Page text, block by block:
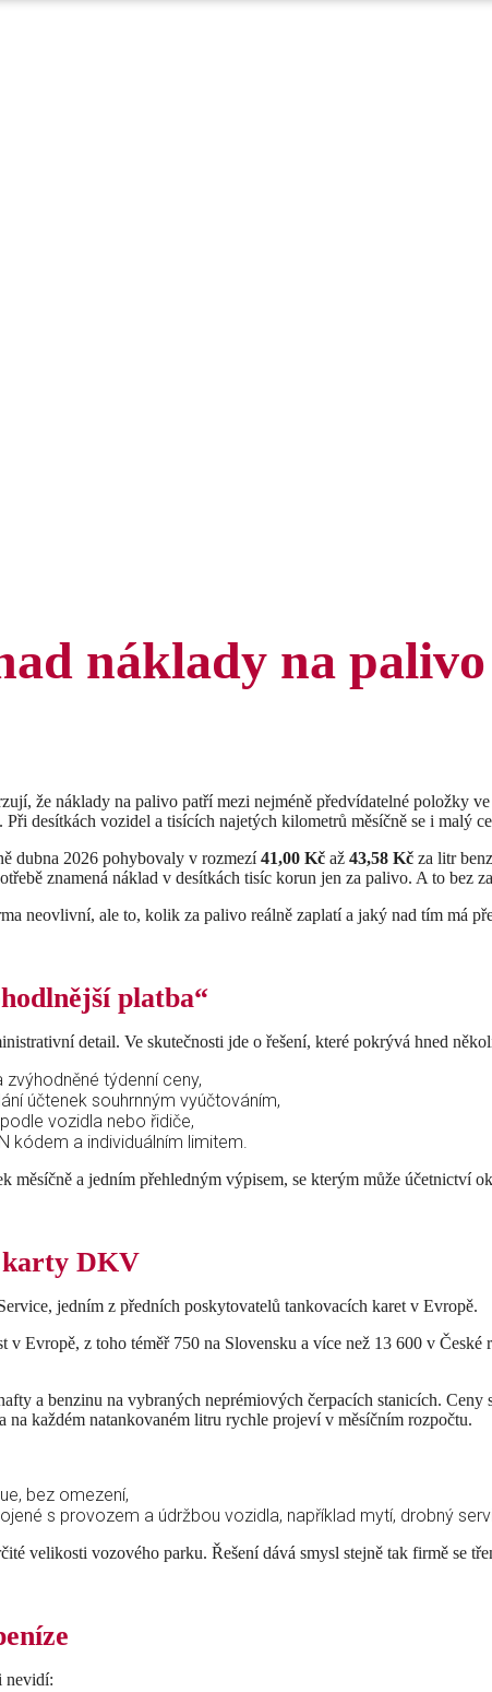
náklady na
že náklady na palivo patří mezi nejméně předvídatelné položky
desítkách vozidel a tisících najetých kilometrů měsíčně se i malý
dubna 2026 pohybovaly v rozmezí41,00 Kč až 43,58 Kč za litr
znamená náklad v desítkách tisíc korun jen za palivo. A to bez
neovlivní, ale to, kolik za palivo reálně zaplatí a jaký nad tím má
platba“
detail. Ve skutečnosti jde o řešení, které pokrývá hned
týdenní ceny,
účtenek souhrnným vyúčtováním,
vozidla nebo řidiče,
kódem a individuálním limitem.
a jedním přehledným výpisem, se kterým může účetnictví
karty DKV
jedním z předních poskytovatelů tankovacích karet v Evropě.
Evropě, z toho téměř 750 na Slovensku a více než 13 600 v
a benzinu na vybraných neprémiových čerpacích stanicích.
každém natankovaném litru rychle projeví v měsíčním rozpočtu.
bez omezení,
s provozem a údržbou vozidla, například mytí, drobný
velikosti vozového parku. Řešení dává smysl stejně tak firmě se
nevidí: